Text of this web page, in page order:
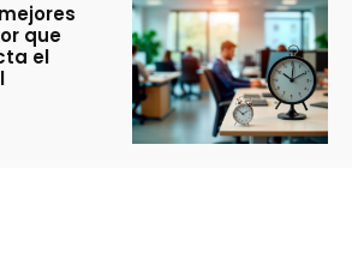
que
el